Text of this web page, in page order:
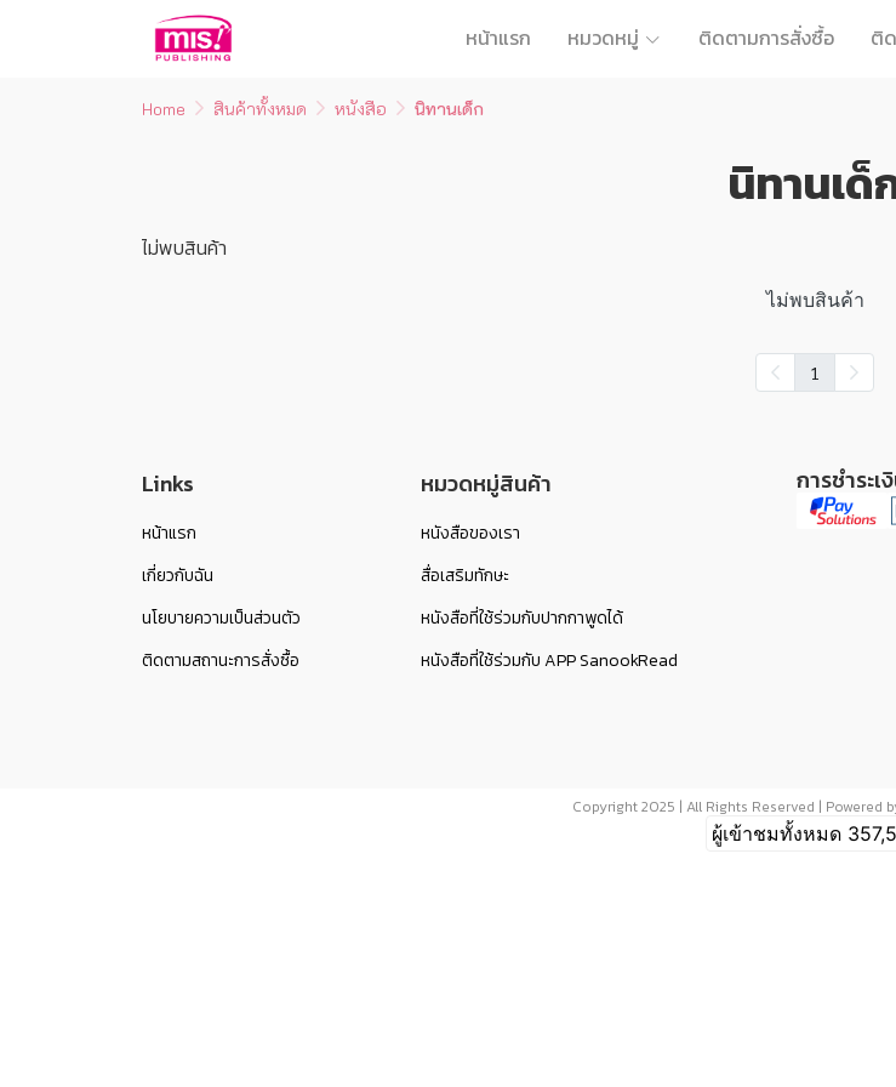
หน้าแรก หมวดหมู่ ติดตามการสั่งซื้อ ติ
Home สินค้าทั้งหมด หนังสือ นิทานเด็ก
นิทานเด็
ไม่พบสินค้า
ไม่พบสินค้า
1
Links
หน้าแรก
เกี่ยวกับฉัน
นโยบายความเป็นส่วนตัว
ติดตามสถานะการสั่งซื้อ
หมวดหมู่สินค้า
หนังสือของเรา
สื่อเสริมทักษะ
หนังสือที่ใช้ร่วมกับปากกาพูดได้
หนังสือที่ใช้ร่วมกับ APP SanookRead
การชำระเ
Copyright 2025 | All Rights Reserved | Powered
ผู้เข้าชมทั้งหมด